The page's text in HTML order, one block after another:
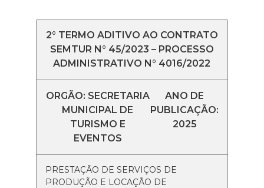
2° TERMO ADITIVO AO CONTRATO
SEMTUR N° 45/2023 – PROCESSO
ADMINISTRATIVO N° 4016/2022
ORGÃO: SECRETARIA
MUNICIPAL DE
TURISMO E
EVENTOS
ANO DE
PUBLICAÇÃO:
2025
PRESTAÇÃO DE SERVIÇOS DE
PRODUÇÃO E LOCAÇÃO DE